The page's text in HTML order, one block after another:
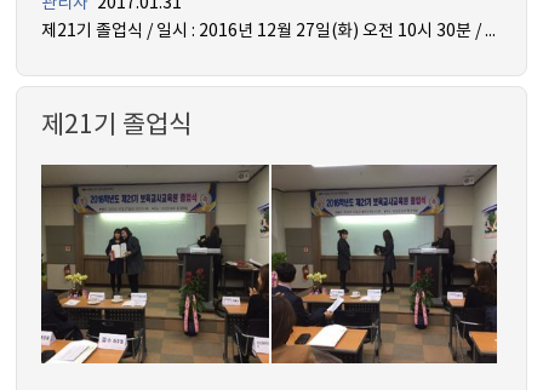
제21기 졸업식 / 일시 : 2016년 12월 27일(화) 오전 10시 30분 / 장소 : 인산관 지하1층 꿈 강의실
제21기 졸업식